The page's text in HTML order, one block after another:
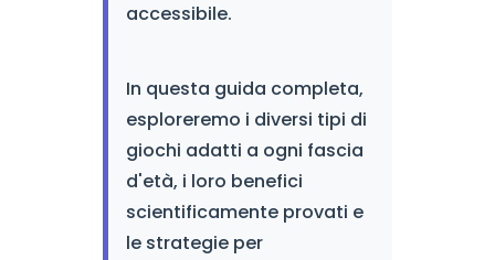
accessibile.
In questa guida completa,
esploreremo i diversi tipi di
giochi adatti a ogni fascia
d'età, i loro benefici
scientificamente provati e
le strategie per